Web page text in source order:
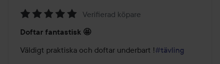
5
av
Verifierad köpare
Doftar fantastisk 🤩
Väldigt praktiska och doftar underbart !#tävling